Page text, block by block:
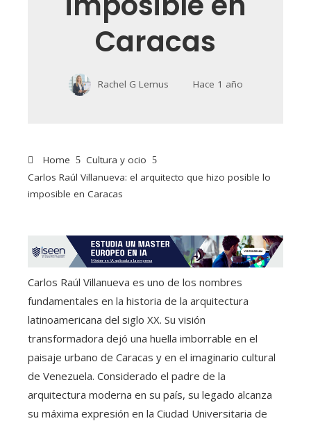
Caracas
Rachel G Lemus Hace 1 año
Home
Cultura y ocio
Carlos Raúl Villanueva: el arquitecto que hizo posible lo
imposible en Caracas
Carlos Raúl Villanueva es uno de los nombres
fundamentales en la historia de la arquitectura
latinoamericana del siglo XX. Su visión
transformadora dejó una huella imborrable en el
paisaje urbano de Caracas y en el imaginario cultural
de Venezuela. Considerado el padre de la
arquitectura moderna en su país, su legado alcanza
su máxima expresión en la Ciudad Universitaria de